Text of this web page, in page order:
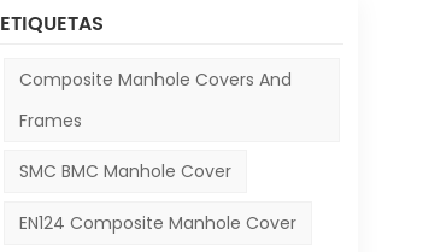
ETIQUETAS
Composite Manhole Covers And
Frames
SMC BMC Manhole Cover
EN124 Composite Manhole Cover